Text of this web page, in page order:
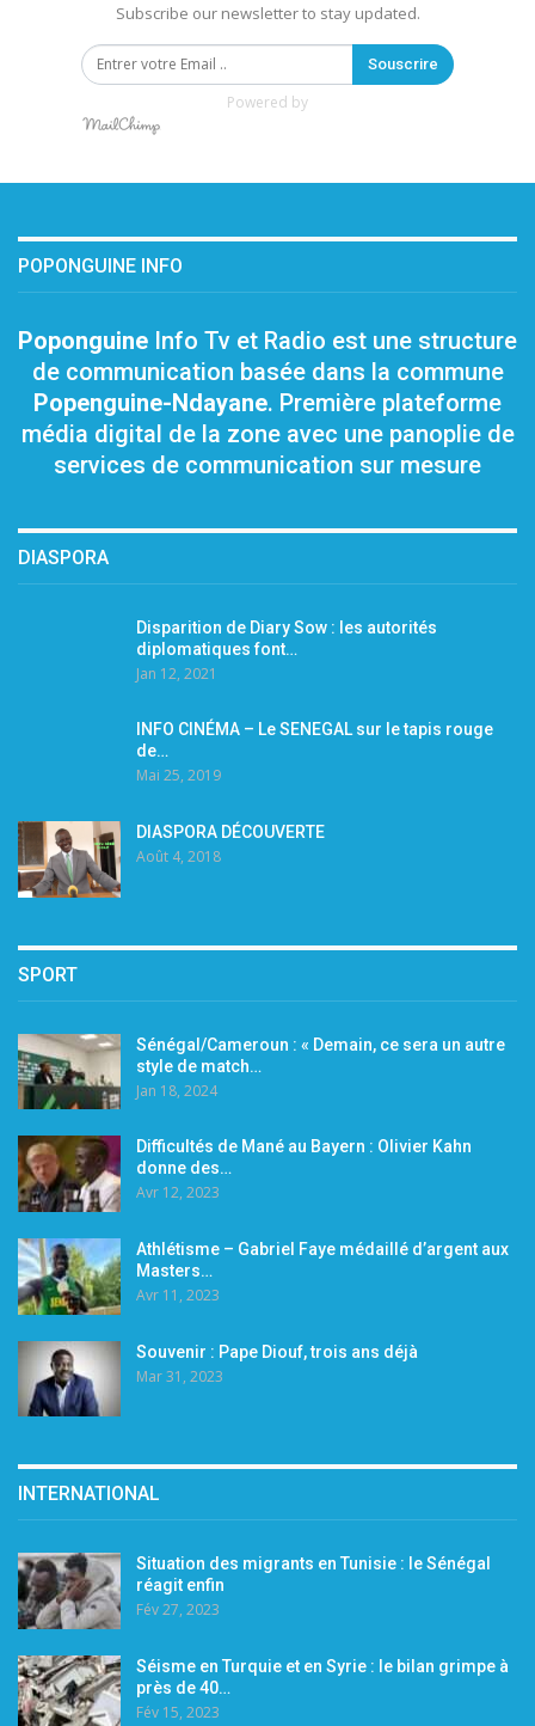
Subscribe our newsletter to stay updated.
Souscrire
Powered by
POPONGUINE INFO
Poponguine Info Tv et Radio est une structure
de communication basée dans la commune
Popenguine-Ndayane. Première plateforme
média digital de la zone avec une panoplie de
services de communication sur mesure
DIASPORA
Disparition de Diary Sow : les autorités
diplomatiques font…
Jan 12, 2021
INFO CINÉMA – Le SENEGAL sur le tapis rouge
de…
Mai 25, 2019
DIASPORA DÉCOUVERTE
Août 4, 2018
SPORT
Sénégal/Cameroun : « Demain, ce sera un autre
style de match…
Jan 18, 2024
Difficultés de Mané au Bayern : Olivier Kahn
donne des…
Avr 12, 2023
Athlétisme – Gabriel Faye médaillé d’argent aux
Masters…
Avr 11, 2023
Souvenir : Pape Diouf, trois ans déjà
Mar 31, 2023
INTERNATIONAL
Situation des migrants en Tunisie : le Sénégal
réagit enfin
Fév 27, 2023
Séisme en Turquie et en Syrie : le bilan grimpe à
près de 40…
Fév 15, 2023